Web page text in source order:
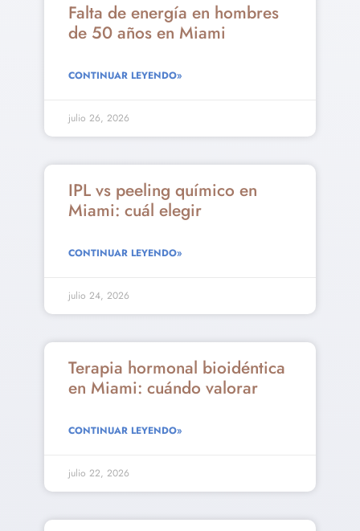
Falta de energía en hombres
de 50 años en Miami
CONTINUAR LEYENDO»
julio 26, 2026
IPL vs peeling químico en
Miami: cuál elegir
CONTINUAR LEYENDO»
julio 24, 2026
Terapia hormonal bioidéntica
en Miami: cuándo valorar
CONTINUAR LEYENDO»
julio 22, 2026